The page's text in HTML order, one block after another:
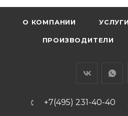
О КОМПАНИИ УСЛУГИ
ПРОИЗВОДИТЕЛИ
+7(495) 231-40-40